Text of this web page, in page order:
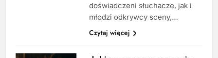
doświadczeni słuchacze, jak i
młodzi odkrywcy sceny,…
Czytaj więcej